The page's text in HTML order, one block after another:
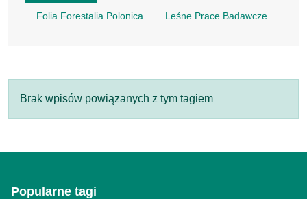
Folia Forestalia Polonica Leśne Prace Badawcze
Brak wpisów powiązanych z tym tagiem
Popularne tagi